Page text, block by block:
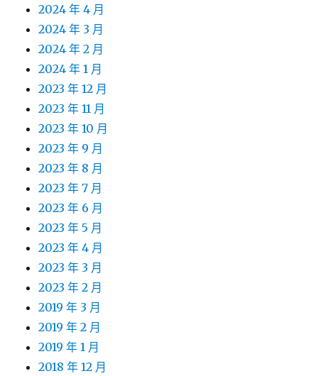
2024 年 4 月
2024 年 3 月
2024 年 2 月
2024 年 1 月
2023 年 12 月
2023 年 11 月
2023 年 10 月
2023 年 9 月
2023 年 8 月
2023 年 7 月
2023 年 6 月
2023 年 5 月
2023 年 4 月
2023 年 3 月
2023 年 2 月
2019 年 3 月
2019 年 2 月
2019 年 1 月
2018 年 12 月